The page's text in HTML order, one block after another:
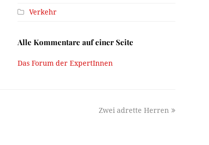
Verkehr
Alle Kommentare auf einer Seite
Das Forum der ExpertInnen
next
Zwei adrette Herren